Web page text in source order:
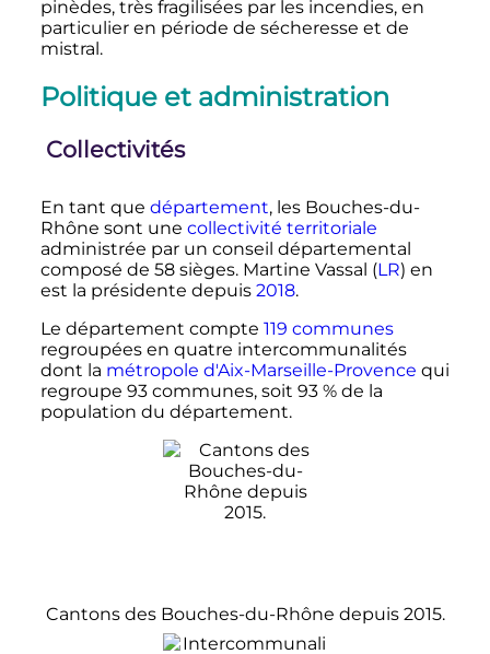
pinèdes, très fragilisées par les incendies, en
particulier en période de sécheresse et de
mistral.
Politique et administration
Collectivités
En tant que département, les Bouches-du-
Rhône sont une collectivité territoriale
administrée par un conseil départemental
composé de 58 sièges. Martine Vassal (LR) en
est la présidente depuis 2018.
Le département compte 119 communes
regroupées en quatre intercommunalités
dont la métropole d'Aix-Marseille-Provence qui
regroupe 93 communes, soit 93 % de la
population du département.
Cantons des Bouches-du-Rhône depuis 2015.